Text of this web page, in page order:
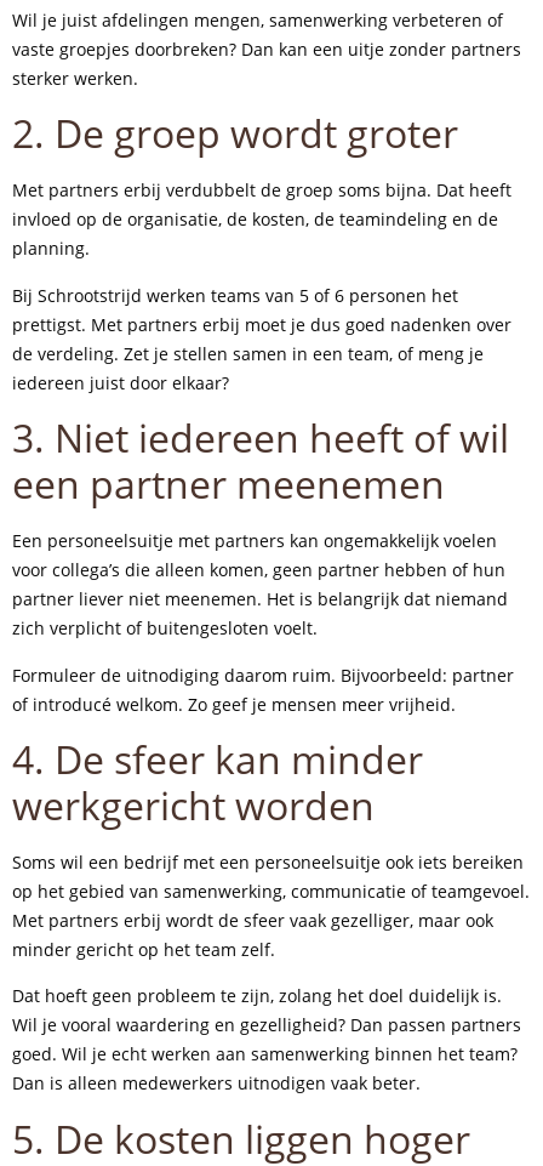
Wil je juist afdelingen mengen, samenwerking verbeteren of
vaste groepjes doorbreken? Dan kan een uitje zonder partners
sterker werken.
2. De groep wordt groter
Met partners erbij verdubbelt de groep soms bijna. Dat heeft
invloed op de organisatie, de kosten, de teamindeling en de
planning.
Bij Schrootstrijd werken teams van 5 of 6 personen het
prettigst. Met partners erbij moet je dus goed nadenken over
de verdeling. Zet je stellen samen in een team, of meng je
iedereen juist door elkaar?
3. Niet iedereen heeft of wil
een partner meenemen
Een personeelsuitje met partners kan ongemakkelijk voelen
voor collega’s die alleen komen, geen partner hebben of hun
partner liever niet meenemen. Het is belangrijk dat niemand
zich verplicht of buitengesloten voelt.
Formuleer de uitnodiging daarom ruim. Bijvoorbeeld: partner
of introducé welkom. Zo geef je mensen meer vrijheid.
4. De sfeer kan minder
werkgericht worden
Soms wil een bedrijf met een personeelsuitje ook iets bereiken
op het gebied van samenwerking, communicatie of teamgevoel.
Met partners erbij wordt de sfeer vaak gezelliger, maar ook
minder gericht op het team zelf.
Dat hoeft geen probleem te zijn, zolang het doel duidelijk is.
Wil je vooral waardering en gezelligheid? Dan passen partners
goed. Wil je echt werken aan samenwerking binnen het team?
Dan is alleen medewerkers uitnodigen vaak beter.
5. De kosten liggen hoger